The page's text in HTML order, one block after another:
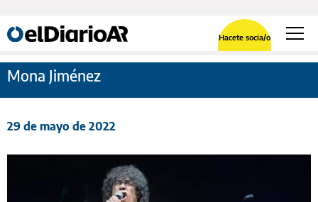
Hacete socia/o
Mona Jiménez
29 de mayo de 2022